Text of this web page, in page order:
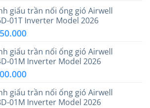
giấu trần nối ống gió Airwell
01T Inverter Model 2026
giấu trần nối ống gió Airwell
01M Inverter Model 2026
giấu trần nối ống gió Airwell
01M Inverter Model 2026